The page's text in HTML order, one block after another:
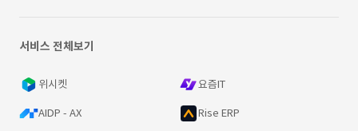
서비스 전체보기
위시켓 요즘IT
AIDP - AX Rise ERP